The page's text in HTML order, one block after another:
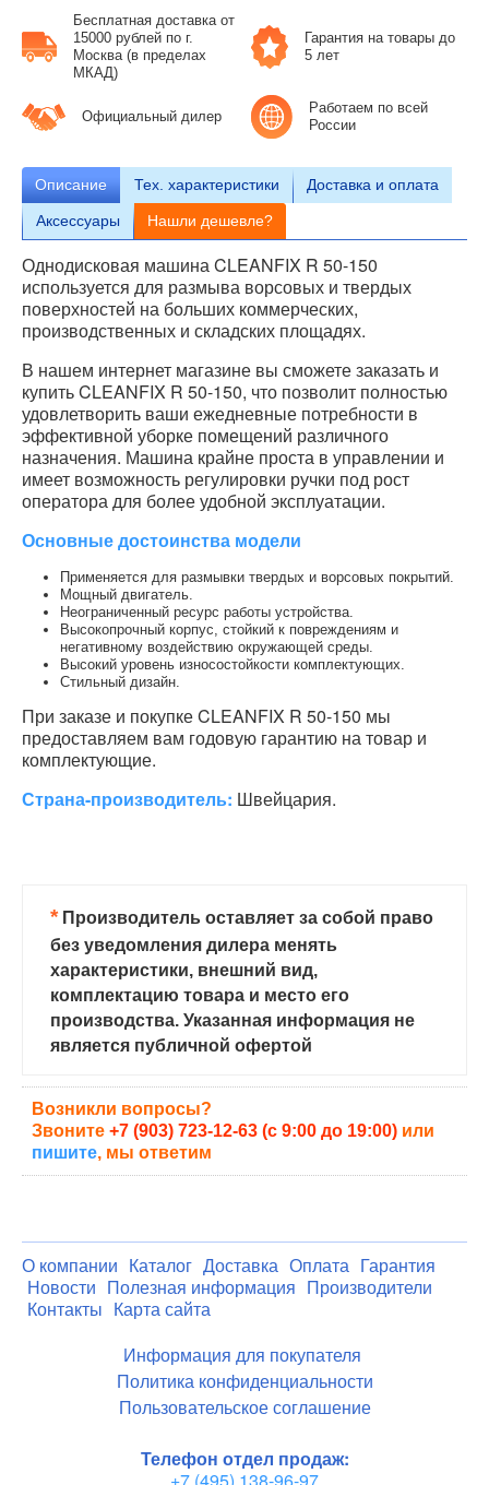
Бесплатная доставка от
15000 рублей по г.
Москва (в пределах
МКАД)
Гарантия на товары до
5 лет
Официальный дилер
Работаем по всей
России
Описание Тех. характеристики Доставка и оплата
Аксессуары Нашли дешевле?
Однодисковая машина CLEANFIX R 50-150
используется для размыва ворсовых и твердых
поверхностей на больших коммерческих,
производственных и складских площадях.
В нашем интернет магазине вы сможете заказать и
купить CLEANFIX R 50-150, что позволит полностью
удовлетворить ваши ежедневные потребности в
эффективной уборке помещений различного
назначения. Машина крайне проста в управлении и
имеет возможность регулировки ручки под рост
оператора для более удобной эксплуатации.
Основные достоинства модели
Применяется для размывки твердых и ворсовых покрытий.
Мощный двигатель.
Неограниченный ресурс работы устройства.
Высокопрочный корпус, стойкий к повреждениям и
негативному воздействию окружающей среды.
Высокий уровень износостойкости комплектующих.
Стильный дизайн.
При заказе и покупке CLEANFIX R 50-150 мы
предоставляем вам годовую гарантию на товар и
комплектующие.
Страна-производитель: Швейцария.
*Производитель оставляет за собой право
без уведомления дилера менять
характеристики, внешний вид,
комплектацию товара и место его
производства. Указанная информация не
является публичной офертой
Возникли вопросы?
Звоните +7 (903) 723-12-63 (с 9:00 до 19:00) или
пишите, мы ответим
О компании Каталог Доставка Оплата
Гарантия
Новости
Полезная информация
Производители
Контакты
Карта сайта
Информация для покупателя
Политика конфиденциальности
Пользовательское соглашение
Телефон отдел продаж:
+7 (495) 138-96-97